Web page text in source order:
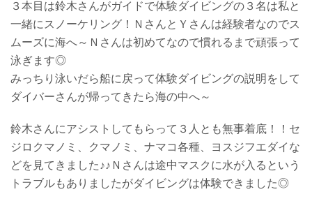
３本目は鈴木さんがガイドで体験ダイビングの３名は私と
一緒にスノーケリング！ＮさんとＹさんは経験者なのでス
ムーズに海へ～Ｎさんは初めてなので慣れるまで頑張って
泳ぎます◎
みっちり泳いだら船に戻って体験ダイビングの説明をして
ダイバーさんが帰ってきたら海の中へ～
鈴木さんにアシストしてもらって３人とも無事着底！！セ
ジロクマノミ、クマノミ、ナマコ各種、ヨスジフエダイな
どを見てきました♪♪Ｎさんは途中マスクに水が入るという
トラブルもありましたがダイビングは体験できました◎